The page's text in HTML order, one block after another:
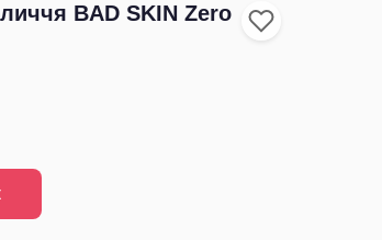
BAD SKIN Zero